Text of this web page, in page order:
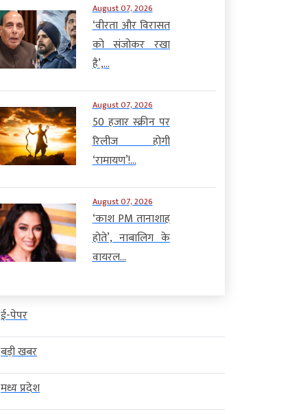
August 07, 2026
‘वीरता और विरासत
को संजोकर रखा
है’,...
August 07, 2026
50 हजार स्क्रीन पर
रिलीज होगी
‘रामायण’!...
August 07, 2026
‘काश PM तानाशाह
होते’, नाबालिग के
वायरल...
ई-पेपर
बड़ी खबर
मध्य प्रदेश